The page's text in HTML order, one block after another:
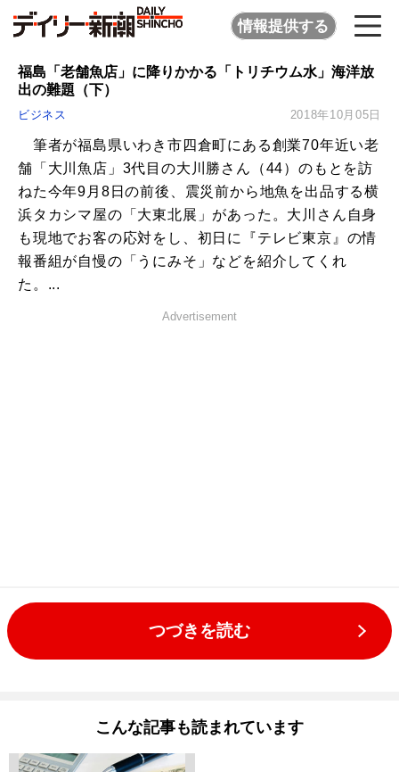
情報提供する
福島「老舗魚店」に降りかかる「トリチウム水」海洋放
出の難題（下）
ビジネス 2018年10月05日
筆者が福島県いわき市四倉町にある創業70年近い老
舗「大川魚店」3代目の大川勝さん（44）のもとを訪
ねた今年9月8日の前後、震災前から地魚を出品する横
浜タカシマ屋の「大東北展」があった。大川さん自身
も現地でお客の応対をし、初日に『テレビ東京』の情
報番組が自慢の「うにみそ」などを紹介してくれ
た。...
Advertisement
つづきを読む
こんな記事も読まれています